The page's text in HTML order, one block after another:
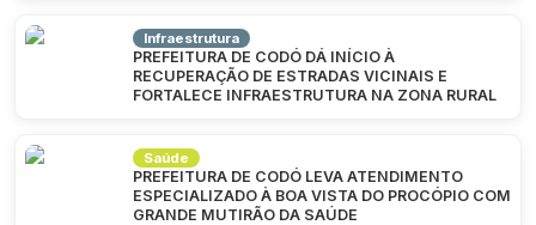
Infraestrutura
PREFEITURA DE CODÓ DÁ INÍCIO À
RECUPERAÇÃO DE ESTRADAS VICINAIS E
FORTALECE INFRAESTRUTURA NA ZONA RURAL
Saúde
PREFEITURA DE CODÓ LEVA ATENDIMENTO
ESPECIALIZADO À BOA VISTA DO PROCÓPIO COM
GRANDE MUTIRÃO DA SAÚDE